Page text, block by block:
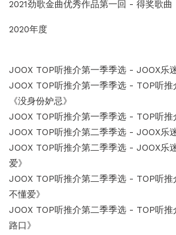
2021劲歌金曲优秀作品第一回 - 得奖歌曲
2020年度
JOOX TOP听推介第一季季选 - JOOX乐
JOOX TOP听推介第一季季选 - TOP听推
《没身份妒忌》
JOOX TOP听推介第一季季选 - TOP听推
JOOX TOP听推介第二季季选 - JOOX乐
JOOX TOP听推介第二季季选 - JOOX乐
爱》
JOOX TOP听推介第二季季选 - TOP听推
不懂爱》
JOOX TOP听推介第二季季选 - TOP听推
路口》